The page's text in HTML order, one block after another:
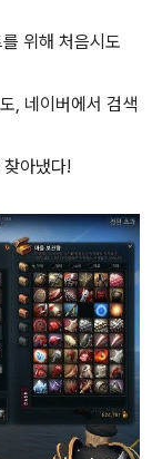
위해 처음시도
, 네이버에서 검색
아냈다!